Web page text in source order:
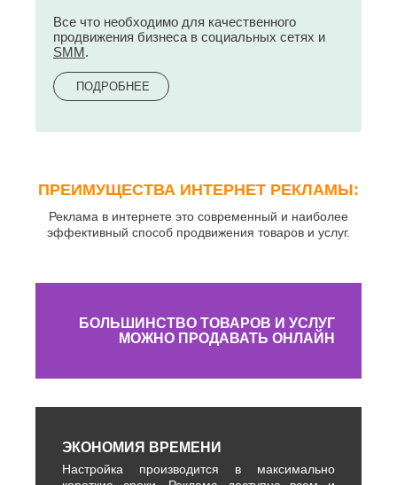
Все что необходимо для качественного
продвижения бизнеса в социальных сетях и
SMM.
ПОДРОБНЕЕ
ПРЕИМУЩЕСТВА ИНТЕРНЕТ РЕКЛАМЫ:
Реклама в интернете это современный и наиболее
эффективный способ продвижения товаров и услуг.
БОЛЬШИНСТВО ТОВАРОВ И УСЛУГ
МОЖНО ПРОДАВАТЬ ОНЛАЙН
ЭКОНОМИЯ ВРЕМЕНИ
Настройка производится в максимально